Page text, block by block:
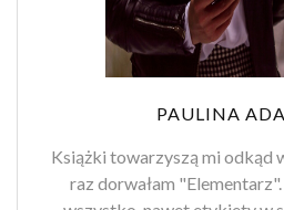
PAULINA
Książki towarzyszą mi odkąd
raz dorwałam